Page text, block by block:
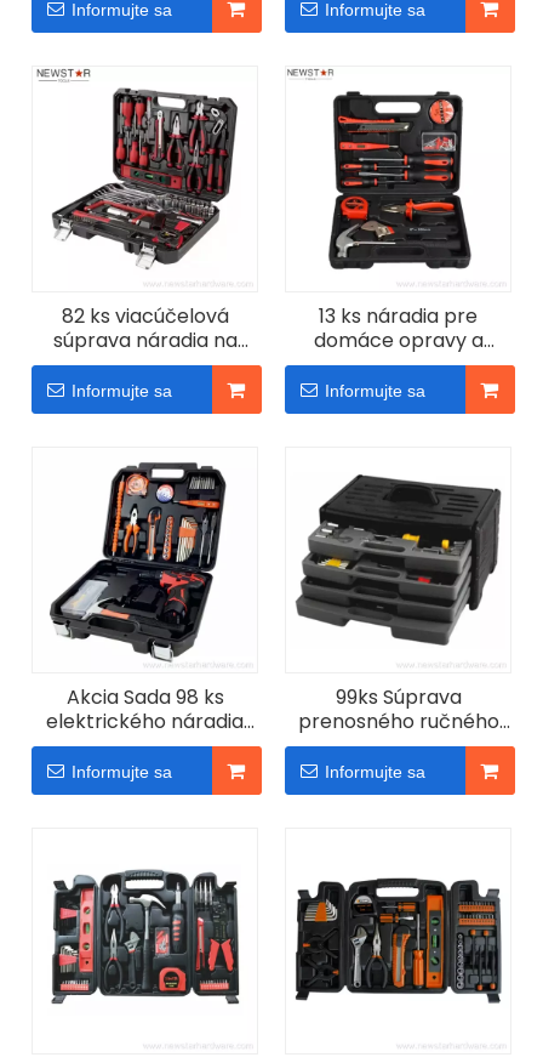
Informujte sa domácich majstrov
Informujte sa
82 ks viacúčelová
súprava náradia na
opravu domácnosti a
auta
Informujte sa
13 ks náradia pre
domáce opravy a
domácich majstrov
Informujte sa
Akcia Sada 98 ks
elektrického náradia
Súprava ručného
náradia
Informujte sa
99ks Súprava
prenosného ručného
náradia so 4 zásuvkami
a viacerými vrstvami
Informujte sa